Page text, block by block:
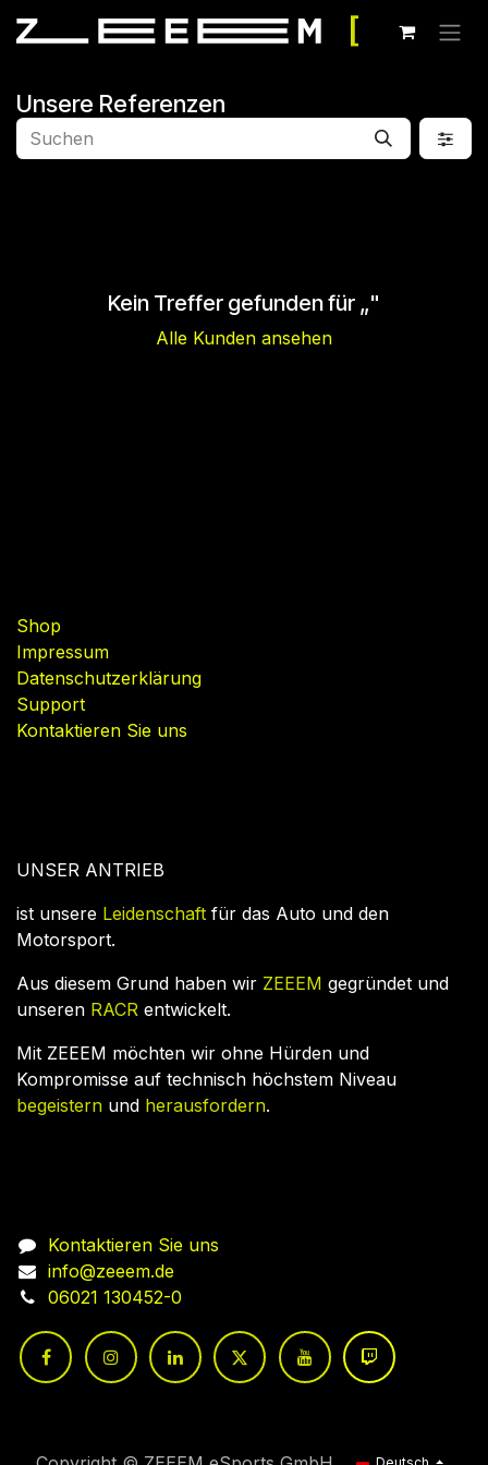
Unsere Referenzen
Kein Treffer gefunden für „"
Alle Kunden ansehen
Shop
Impressum
Datenschutzerklärung
Support
Kontaktieren Sie uns
UNSER ANTRIEB
ist unsere Leidenschaft für das Auto und den
Motorsport.
Aus diesem Grund haben wir ZEEEM gegründet und
unseren RACR entwickelt.
Mit ZEEEM möchten wir ohne Hürden und
Kompromisse auf technisch höchstem Niveau
begeistern und herausfordern.
Kontaktieren Sie uns
info@zeeem.de
06021 130452-0